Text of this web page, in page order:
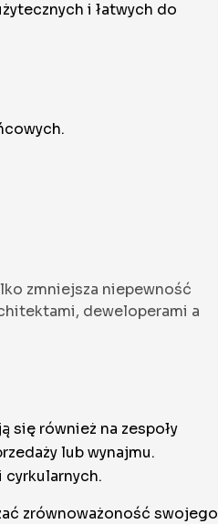
i łatwych do
zmniejsza niepewność
deweloperami a
się również na zespoły
lub wynajmu.
zrównoważoność swojego